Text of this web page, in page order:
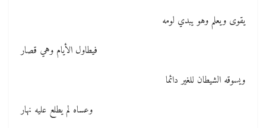
يقوى ويعلم وهو يبدي لومه
فيطاول الأيام وهي قصار
ويسوقه الشيطان للغير دائما
وعساه لم يطلع عليه نهار